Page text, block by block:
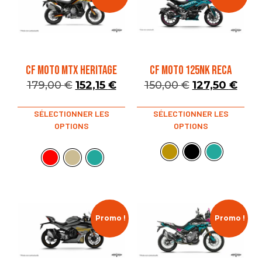
CF MOTO MTX HERITAGE
179,00€ 152,15 €
SÉLECTIONNER LES
OPTIONS
CF MOTO 125NK RECA
150,00€ 127,50 €
SÉLECTIONNER LES
OPTIONS
Promo ! Promo !